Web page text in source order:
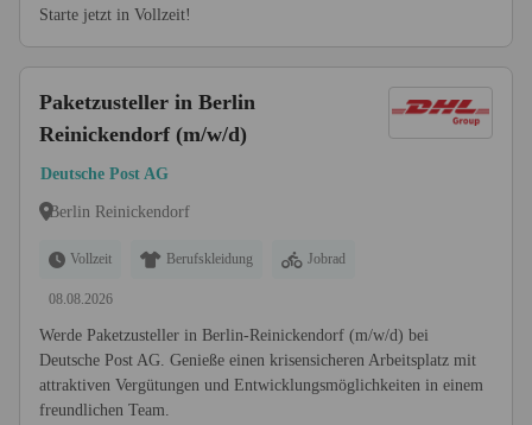
Starte jetzt in Vollzeit!
Paketzusteller in Berlin
Reinickendorf (m/w/d)
Deutsche Post AG
Berlin Reinickendorf
Vollzeit Berufskleidung Jobrad
08.08.2026
Werde Paketzusteller in Berlin-Reinickendorf (m/w/d) bei
Deutsche Post AG. Genieße einen krisensicheren Arbeitsplatz mit
attraktiven Vergütungen und Entwicklungsmöglichkeiten in einem
freundlichen Team.